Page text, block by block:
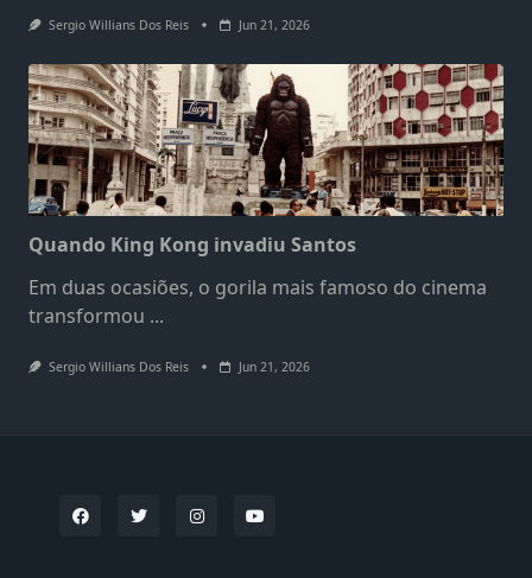
Sergio Willians Dos Reis Jun 21, 2026
Quando King Kong invadiu Santos
Em duas ocasiões, o gorila mais famoso do cinema
transformou ...
Sergio Willians Dos Reis Jun 21, 2026